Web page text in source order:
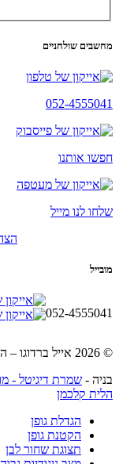
מחשבים שולחניים
052-4555041
חפשו אותנו
שלחו לנו מייל
מובייל
052-4555041
© 2026 אייל ברדוגו – היופי שבעץ.
בניה - שמרת דיגיטל -
הלית קלכמן
הגדלת גופן
הקטנת גופן
תצוגת שחור לבן